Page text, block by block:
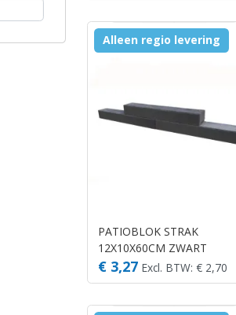
Alleen regio levering
PATIOBLOK STRAK
12X10X60CM ZWART
(STAPELBLOKKEN)
€ 3,27 Excl. BTW: € 2,70